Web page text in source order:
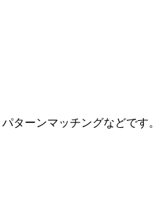
ターンマッチングなどです。